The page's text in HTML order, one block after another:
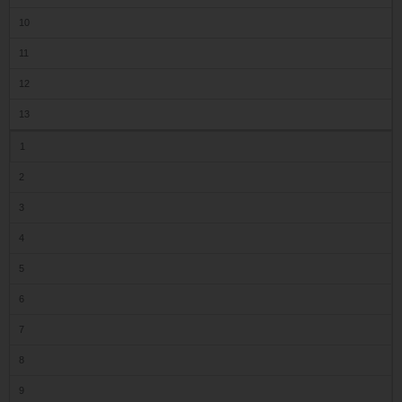
10
11
12
13
2
3
4
5
6
7
8
9